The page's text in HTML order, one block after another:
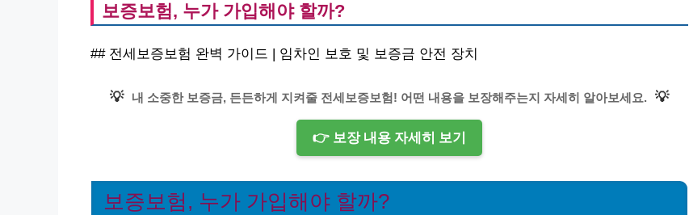
보증보험, 누가 가입해야 할까?
## 전세보증보험 완벽 가이드 | 임차인 보호 및 보증금 안전 장치
💡 내 소중한 보증금, 든든하게 지켜줄 전세보증보험! 어떤 내용을 보장해주는지 자세히 알아보세요. 💡
👉 보장 내용 자세히 보기
보증보험, 누가 가입해야 할까?